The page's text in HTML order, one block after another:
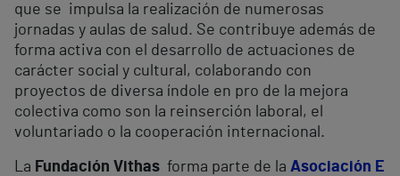
que se impulsa la realización de numerosas
jornadas y aulas de salud. Se contribuye además de
forma activa con el desarrollo de actuaciones de
carácter social y cultural, colaborando con
proyectos de diversa índole en pro de la mejora
colectiva como son la reinserción laboral, el
voluntariado o la cooperación internacional.
La Fundación Vithas forma parte de la Asociación E